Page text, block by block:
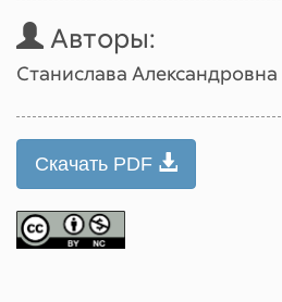
Авторы:
Станислава Александровна
Скачать PDF